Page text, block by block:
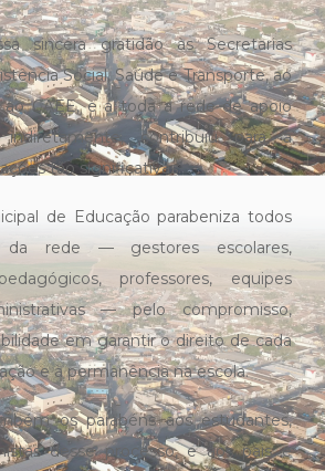
sincera gratidão às Secretarias
Social, Saúde e Transporte, ao
ao CAEE, e a toda a rede de apoio
contribuiu para a
tão significativas.
de Educação parabeniza todos
da rede — gestores escolares,
professores, equipes
— pelo compromisso,
em garantir o direito de cada
e à permanência na escola.
os parabéns aos estudantes,
desse processo, e aos pais e